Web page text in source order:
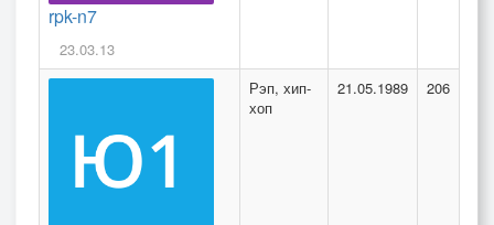
rpk-n7
23.03.13
Рэп, хип-
хоп
21.05.1989 206